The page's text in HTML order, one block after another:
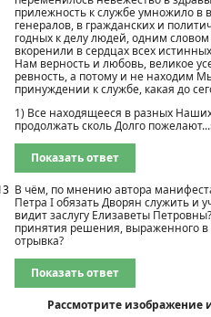
прилежность к службе умножило в
генералов, в гражданских и
годных к делу людей, одним
вкоренили в сердцах всех
Нам верность и любовь, великое
ревность, а потому и не находим
принуждении к службе, какая до
1) Все находящееся в разных
продолжать сколь Долго
Показать ответ
В чём, по мнению автора
Петра I обязать Дворян служить и
видит заслугу Елизаветы
принятия решения, выраженного
отрывка?
Показать ответ
Рассмотрите изображение